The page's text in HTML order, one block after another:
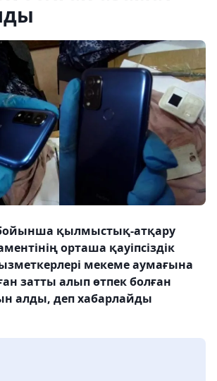
қылмыстық-атқару
орташа қауіпсіздік
мекеме аумағына
затты алып өтпек болған
алды, деп хабарлайды